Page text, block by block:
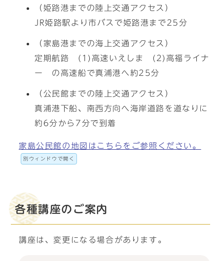
（姫路港までの陸上交通アクセス）
JR姫路駅より市バスで姫路港まで25分
（家島港までの海上交通アクセス）
定期航路 (1)高速いえしま (2)高福ライナ
ー の高速船で真浦港へ約25分
（公民館までの陸上交通アクセス）
真浦港下船、南西方向へ海岸道路を道なりに
約6分から7分で到着
家島公民館の地図はこちらをご参照ください。
別ウィンドウで開く
各種講座のご案内
講座は、変更になる場合があります。